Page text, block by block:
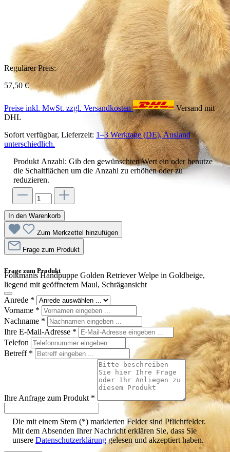
Folkmanis Handpuppe Golden Retriever Welpe in Goldbeige,
liegend mit geöffnetem Maul, Schrägansicht
Regulärer Preis:
57,50 €
Preise inkl. MwSt. zzgl. Versandkosten
Versand mit
DHL
Sofort verfügbar, Lieferzeit: 1–3 Werktage (DE), Ausland
unterschiedlich.
Produkt Anzahl: Gib den gewünschten Wert ein oder benutze
die Schaltflächen um die Anzahl zu erhöhen oder zu
reduzieren.
In den Warenkorb
Zum Merkzettel hinzufügen
Frage zum Produkt
Frage zum Produkt
Anrede *
Vorname *
Nachname *
Ihre E-Mail-Adresse *
Telefon
Betreff *
Ihre Anfrage zum Produkt *
Die mit einem Stern (*) markierten Felder sind Pflichtfelder.
Mit dem Absenden Ihrer Nachricht erklären Sie, dass Sie
unsere Datenschutzerklärunggelesen und akzeptiert haben.